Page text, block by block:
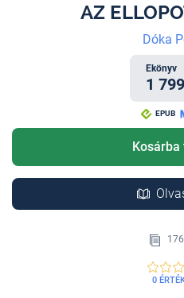
AZ
Dóka
Ekönyv
1
EPUB
0